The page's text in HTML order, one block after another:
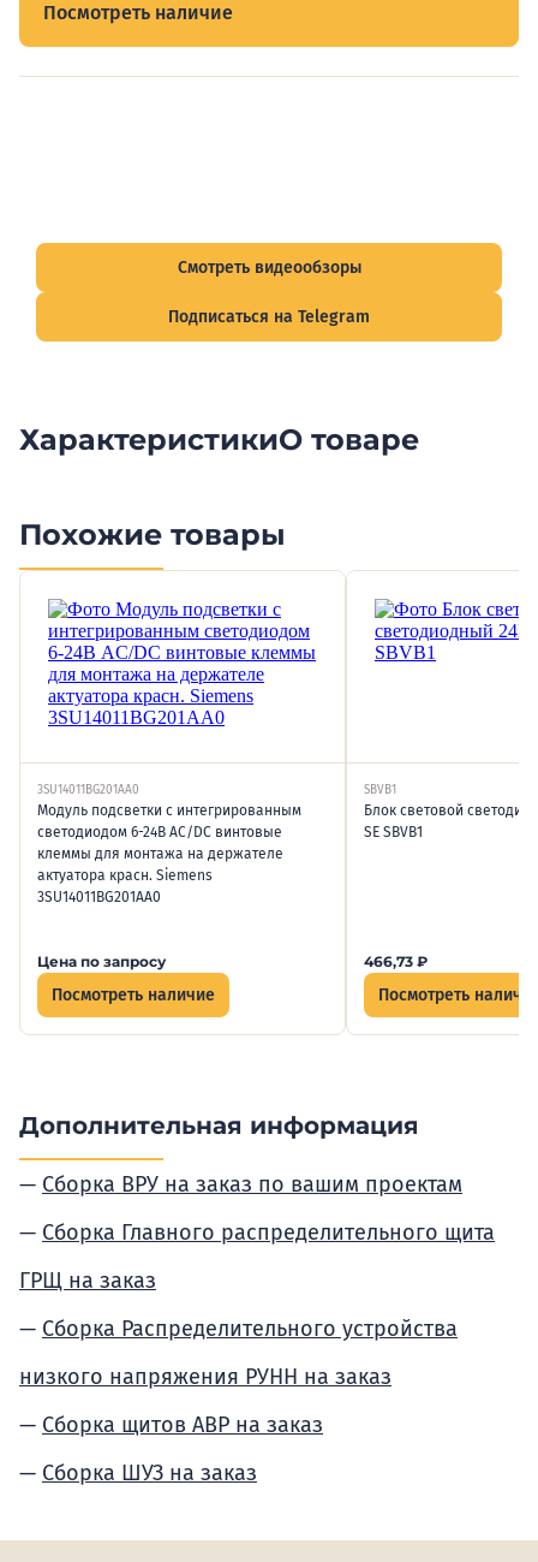
Посмотреть наличие
Смотреть видеообзоры
Подписаться на Telegram
ХарактеристикиО товаре
Похожие товары
3SU14011BG201AA0
Модуль подсветки с интегрированным
светодиодом 6-24В AC/DC винтовые
клеммы для монтажа на держателе
актуатора красн. Siemens
3SU14011BG201AA0
Цена по запросу
Посмотреть наличие
SBVB1
Блок световой
SE SBVB1
466,73 ₽
Посмотреть
Дополнительная информация
Сборка ВРУ на заказ по вашим проектам
Сборка Главного распределительного щита
ГРЩ на заказ
Сборка Распределительного устройства
низкого напряжения РУНН на заказ
Сборка щитов АВР на заказ
Сборка ШУЗ на заказ